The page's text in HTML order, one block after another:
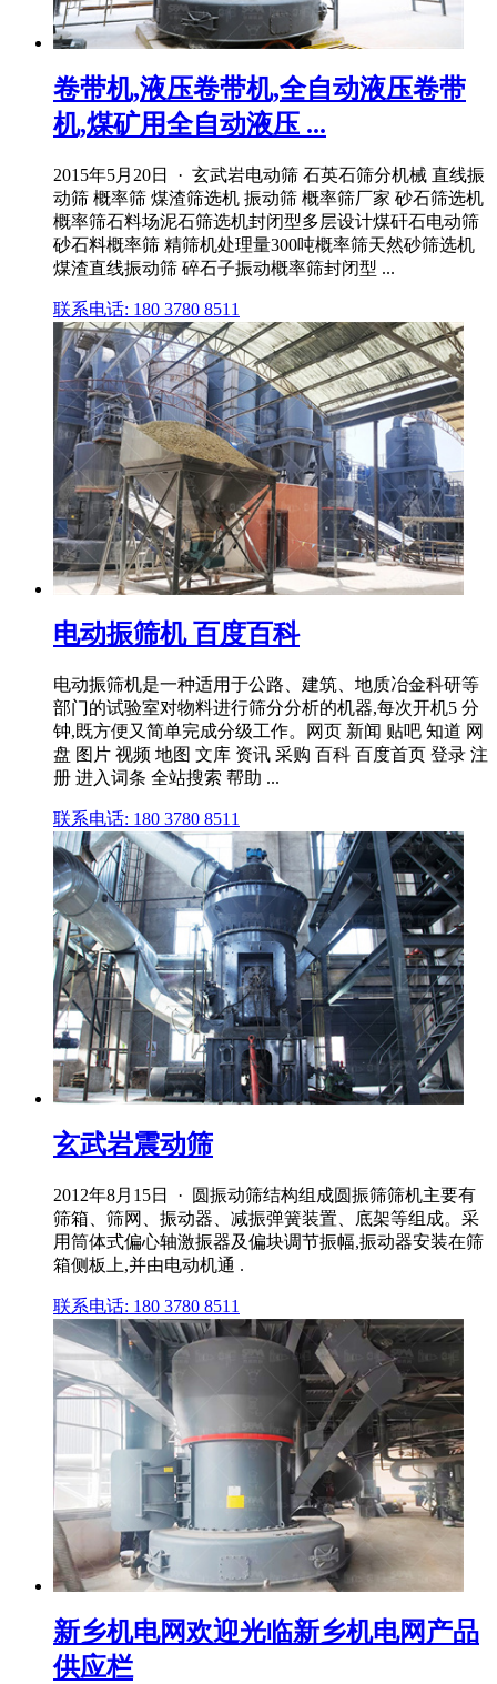
卷带机,液压卷带机,全自动液压卷带
机,煤矿用全自动液压 ...
2015年5月20日 · 玄武岩电动筛 石英石筛分机械 直线振
动筛 概率筛 煤渣筛选机 振动筛 概率筛厂家 砂石筛选机
概率筛石料场泥石筛选机封闭型多层设计煤矸石电动筛
砂石料概率筛 精筛机处理量300吨概率筛天然砂筛选机
煤渣直线振动筛 碎石子振动概率筛封闭型 ...
联系电话: 180 3780 8511
电动振筛机 百度百科
电动振筛机是一种适用于公路、建筑、地质冶金科研等
部门的试验室对物料进行筛分分析的机器,每次开机5 分
钟,既方便又简单完成分级工作。网页 新闻 贴吧 知道 网
盘 图片 视频 地图 文库 资讯 采购 百科 百度首页 登录 注
册 进入词条 全站搜索 帮助 ...
联系电话: 180 3780 8511
玄武岩震动筛
2012年8月15日 · 圆振动筛结构组成圆振筛筛机主要有
筛箱、筛网、振动器、减振弹簧装置、底架等组成。采
用筒体式偏心轴激振器及偏块调节振幅,振动器安装在筛
箱侧板上,并由电动机通 .
联系电话: 180 3780 8511
新乡机电网欢迎光临新乡机电网产品
供应栏